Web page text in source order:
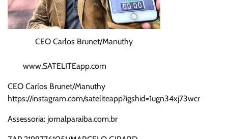
CEO Carlos Brunet/Manuthy
www.SATELITEapp.com
CEO Carlos Brunet/Manuthy
https://instagram.com/sateliteapp?igshid=1ugn34xj73wcr
Assessoria: jornalparaiba.com.br